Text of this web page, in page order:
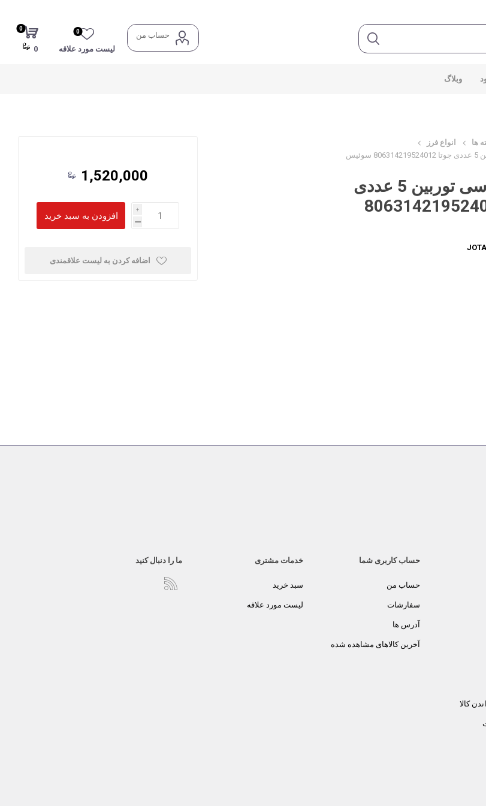
حساب من
لیست مورد علاقه
0
0
0
وبلاگ
ها
انواع فرز
فرز الماسی توربین 5 عددی
806314219524012
1,520,000
i
h
اضافه کردن به لیست علاقمندی
کالا
حساب کاربری شما
حساب من
سفارشات
آدرس ها
آخرین کالاهای مشاهده شده
خدمات مشتری
سبد خرید
لیست مورد علاقه
ما را دنبال کنید